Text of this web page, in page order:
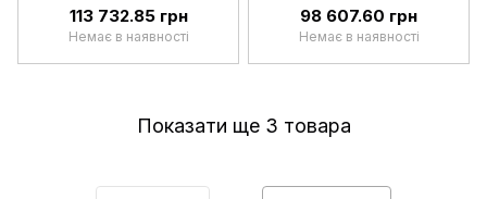
MPPT Wi-Fi 220/380V
Трифазний
113 732.85 грн
Немає в наявності
battery 2 MPPT Wi-Fi
220/380V Трифазний
98 607.60 грн
Немає в наявності
Показати ще 3 товара